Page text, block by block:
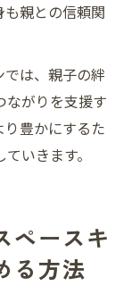
親との信頼関
は、親子の絆
ながりを支援す
豊かにするた
いきます。
ペースキ
る方法